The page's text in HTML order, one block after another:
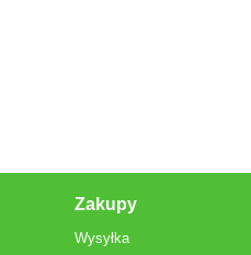
Zakupy
Wysyłka